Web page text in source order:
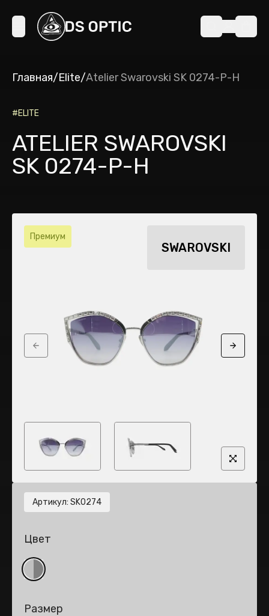
Главная/Elite/Atelier Swarovski SK 0274-P-H
#ELITE
ATELIER SWAROVSKI
SK 0274-P-H
Премиум
SWAROVSKI
Previous slide Next
Артикул: SK0274
Цвет
Размер